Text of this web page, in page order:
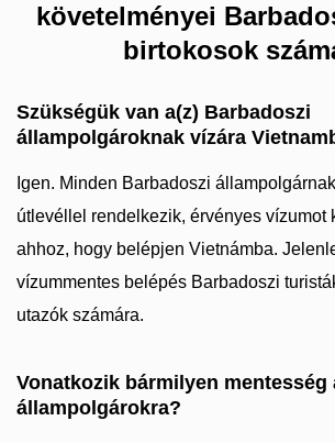
követelményei
birtokosok
Szükségük van a(z) Barbadoszi
állampolgároknak vízára
Igen. Minden Barbadoszi
útlevéllel rendelkezik, érvényes vízumot
ahhoz, hogy belépjen Vietnámba.
vízummentes belépés Barbadoszi
utazók számára.
Vonatkozik bármilyen mentesség
állampolgárokra?